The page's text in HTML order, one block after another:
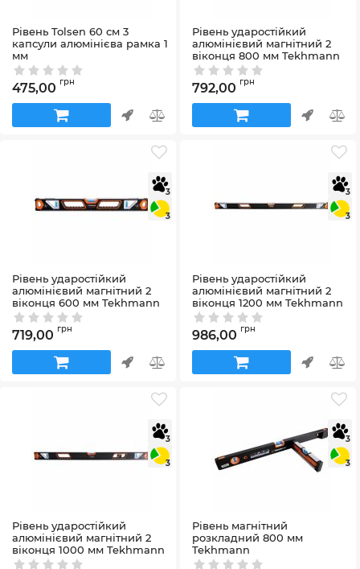
Рівень Tolsen 60 см 3
капсули алюмінієва рамка 1
мм
Артикул:35233
475,00 грн
Рівень ударостійкий
алюмінієвий магнітний 2
віконця 800 мм Tekhmann
Артикул:9200800
792,00 грн
3
3
Рівень ударостійкий
алюмінієвий магнітний 2
віконця 600 мм Tekhmann
Артикул:9200600
719,00 грн
3
3
Рівень ударостійкий
алюмінієвий магнітний 2
віконця 1200 мм Tekhmann
Артикул:9001200
986,00 грн
3
3
Рівень ударостійкий
алюмінієвий магнітний 2
віконця 1000 мм Tekhmann
Артикул:9001000
3
3
Рівень магнітний
розкладний 800 мм
Tekhmann
Артикул:9000800